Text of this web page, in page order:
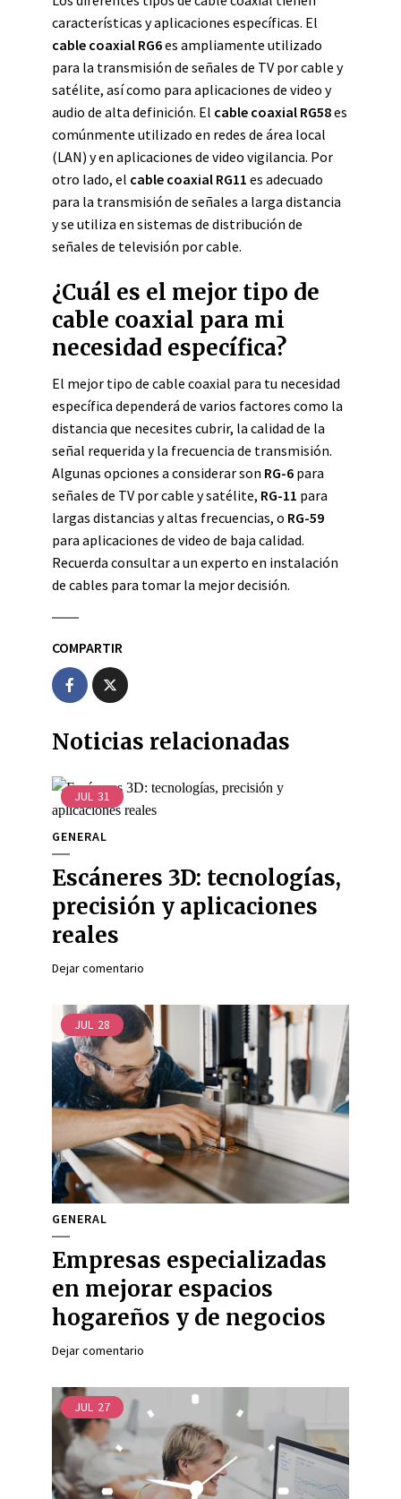
características y aplicaciones específicas. El
cable coaxial RG6es ampliamente utilizado
para la transmisión de señales de TV por cable y
satélite, así como para aplicaciones de video y
audio de alta definición. El cable coaxial RG58es
comúnmente utilizado en redes de área local
(LAN) y en aplicaciones de video vigilancia. Por
otro lado, el cable coaxial RG11 es adecuado
para la transmisión de señales a larga distancia
y se utiliza en sistemas de distribución de
señales de televisión por cable.
¿Cuál es el mejor tipo de
cable coaxial para mi
necesidad específica?
El mejor tipo de cable coaxial para tu necesidad
específica dependerá de varios factores como la
distancia que necesites cubrir, la calidad de la
señal requerida y la frecuencia de transmisión.
Algunas opciones a considerar son RG-6 para
señales de TV por cable y satélite, RG-11 para
largas distancias y altas frecuencias, o RG-59
para aplicaciones de video de baja calidad.
Recuerda consultar a un experto en instalación
de cables para tomar la mejor decisión.
COMPARTIR
Noticias relacionadas
JUL 31
GENERAL
Escáneres 3D: tecnologías,
precisión y aplicaciones
reales
Dejar comentario
JUL 28
GENERAL
Empresas especializadas
en mejorar espacios
hogareños y de negocios
Dejar comentario
JUL 27